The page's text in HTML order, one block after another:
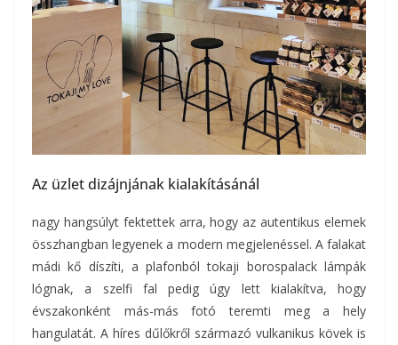
Az üzlet dizájnjának kialakításánál
nagy hangsúlyt fektettek arra, hogy az autentikus elemek
összhangban legyenek a modern megjelenéssel. A falakat
mádi kő díszíti, a plafonból tokaji borospalack lámpák
lógnak, a szelfi fal pedig úgy lett kialakítva, hogy
évszakonként más-más fotó teremti meg a hely
hangulatát. A híres dűlőkről származó vulkanikus kövek is